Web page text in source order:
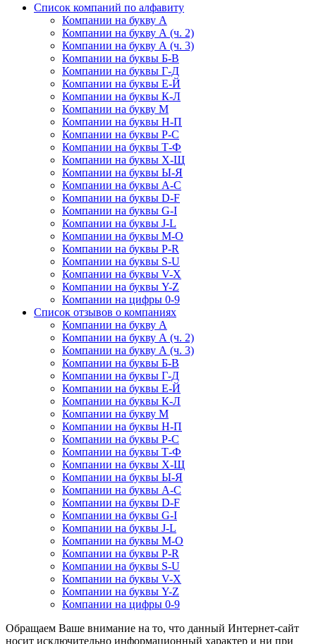
Список компаний по алфавиту
Компании на букву А
Компании на букву А (ч. 2)
Компании на букву А (ч. 3)
Компании на буквы Б-В
Компании на буквы Г-Д
Компании на буквы Е-Й
Компании на буквы К-Л
Компании на букву М
Компании на буквы Н-П
Компании на буквы Р-С
Компании на буквы Т-Ф
Компании на буквы Х-Щ
Компании на буквы Ы-Я
Компании на буквы A-C
Компании на буквы D-F
Компании на буквы G-I
Компании на буквы J-L
Компании на буквы M-O
Компании на буквы P-R
Компании на буквы S-U
Компании на буквы V-X
Компании на буквы Y-Z
Компании на цифры 0-9
Список отзывов о компаниях
Компании на букву А
Компании на букву А (ч. 2)
Компании на букву А (ч. 3)
Компании на буквы Б-В
Компании на буквы Г-Д
Компании на буквы Е-Й
Компании на буквы К-Л
Компании на букву М
Компании на буквы Н-П
Компании на буквы Р-С
Компании на буквы Т-Ф
Компании на буквы Х-Щ
Компании на буквы Ы-Я
Компании на буквы A-C
Компании на буквы D-F
Компании на буквы G-I
Компании на буквы J-L
Компании на буквы M-O
Компании на буквы P-R
Компании на буквы S-U
Компании на буквы V-X
Компании на буквы Y-Z
Компании на цифры 0-9
Обращаем Ваше внимание на то, что данный Интернет-сайт
носит исключительно информационный характер и ни при